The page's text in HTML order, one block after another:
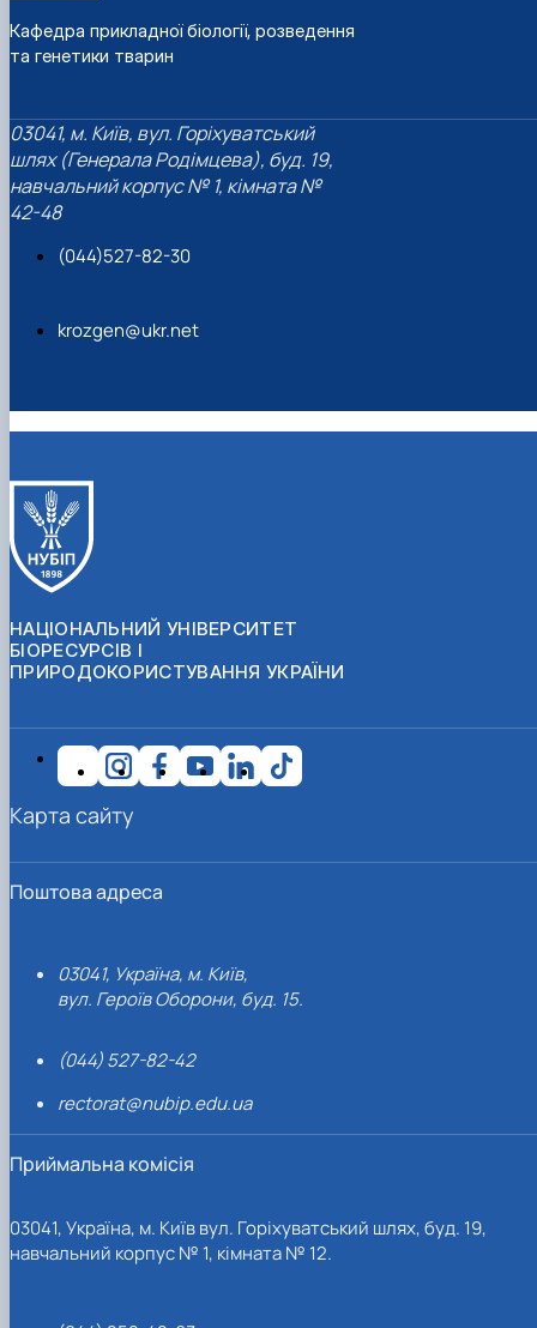
Кафедра прикладної біології, розведення
та генетики тварин
03041, м. Київ, вул. Горіхуватський
шлях (Генерала Родімцева), буд. 19,
навчальний корпус № 1, кімната №
42-48
(044)527-82-30
krozgen@ukr.net
НАЦІОНАЛЬНИЙ УНІВЕРСИТЕТ
БІОРЕСУРСІВ І
ПРИРОДОКОРИСТУВАННЯ УКРАЇНИ
Поштова адреса
03041, Україна, м. Київ,
вул. Героїв Оборони, буд. 15.
(044) 527-82-42
rectorat@nubip.edu.ua
Приймальна комісія
03041, Україна, м. Київ вул. Горіхуватський шлях, буд. 19,
навчальний корпус № 1, кімната № 12.
Карта сайту